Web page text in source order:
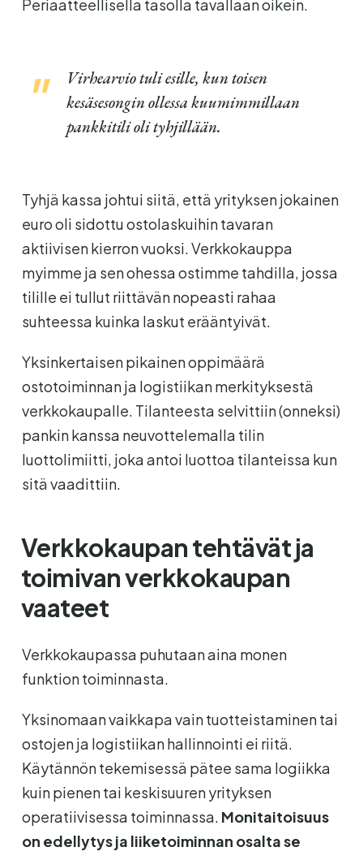
Periaatteellisella tasolla tavallaan oikein.
Virhearvio tuli esille, kun toisen
kesäsesongin ollessa kuumimmillaan
pankkitili oli tyhjillään.
Tyhjä kassa johtui siitä, että yrityksen jokainen
euro oli sidottu ostolaskuihin tavaran
aktiivisen kierron vuoksi. Verkkokauppa
myimme ja sen ohessa ostimme tahdilla, jossa
tilille ei tullut riittävän nopeasti rahaa
suhteessa kuinka laskut erääntyivät.
Yksinkertaisen pikainen oppimäärä
ostotoiminnan ja logistiikan merkityksestä
verkkokaupalle. Tilanteesta selvittiin (onneksi)
pankin kanssa neuvottelemalla tilin
luottolimiitti, joka antoi luottoa tilanteissa kun
sitä vaadittiin.
Verkkokaupan tehtävät ja
toimivan verkkokaupan
vaateet
Verkkokaupassa puhutaan aina monen
funktion toiminnasta.
Yksinomaan vaikkapa vain tuotteistaminen tai
ostojen ja logistiikan hallinnointi ei riitä.
Käytännön tekemisessä pätee sama logiikka
kuin pienen tai keskisuuren yrityksen
operatiivisessa toiminnassa. Monitaitoisuus
on edellytys ja liiketoiminnan osalta se